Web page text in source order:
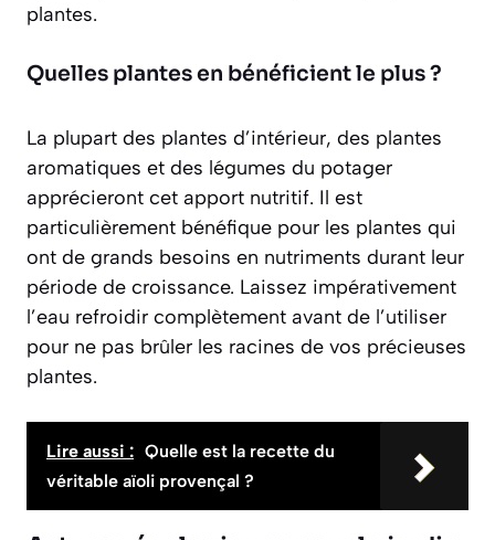
plantes.
Quelles plantes en bénéficient le plus ?
La plupart des plantes d’intérieur, des plantes
aromatiques et des légumes du potager
apprécieront cet apport nutritif. Il est
particulièrement bénéfique pour les plantes qui
ont de grands besoins en nutriments durant leur
période de croissance. Laissez impérativement
l’eau refroidir complètement avant de l’utiliser
pour ne pas brûler les racines de vos précieuses
plantes.
Lire aussi : Quelle est la recette du
véritable aïoli provençal ?